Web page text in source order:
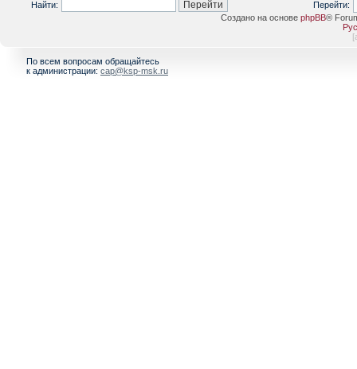
Найти:
Перейти:
Создано на основе phpBB®
[
По всем вопросам обращайтесь
к администрации: cap@ksp-msk.ru